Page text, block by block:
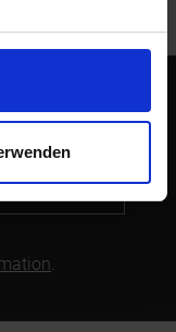
that you will no
.